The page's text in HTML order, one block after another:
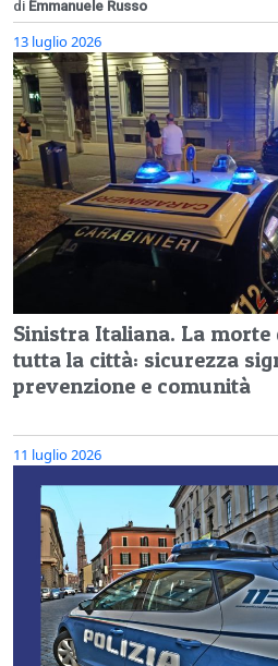
di Emmanuele Russo
13 luglio 2026
Sinistra Italiana. La
tutta la città: sicurezza
prevenzione e comunità
11 luglio 2026